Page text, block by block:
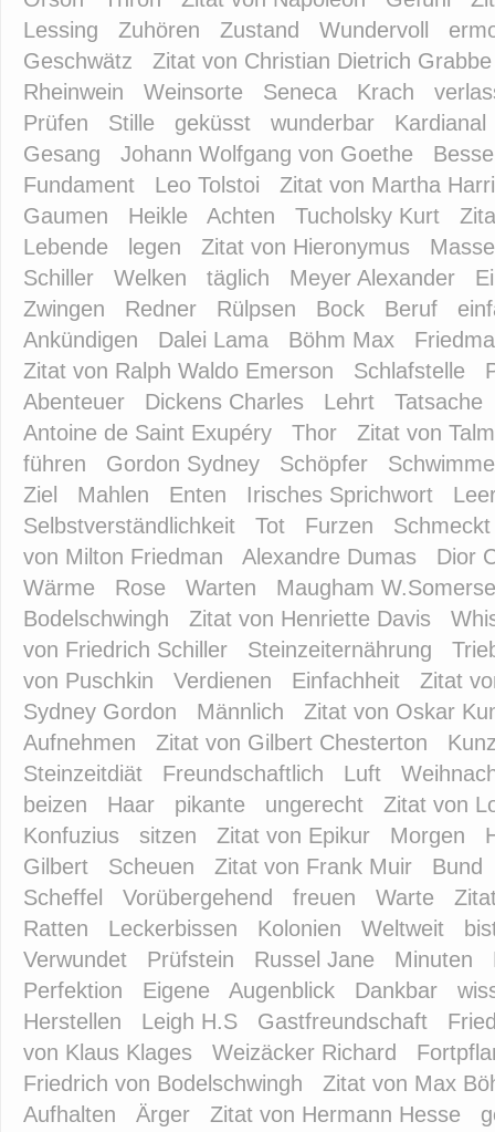
Lessing
Zuhören Zustand Wundervoll
Geschwätz
Zitat von Christian Dietrich Grabbe
Rheinwein
Weinsorte Seneca Krach
Prüfen
Stille geküsst wunderbar
Kardianal
Gesang
Johann Wolfgang von Goethe
Fundament
Leo Tolstoi
Zitat von Martha
Gaumen
Heikle Achten Tucholsky Kurt
Lebende
legen Zitat von Hieronymus
Masse
Schiller
Welken täglich Meyer Alexander
Zwingen
Redner Rülpsen Bock Beruf
Ankündigen
Dalei Lama Böhm Max
Zitat von Ralph Waldo Emerson
Schlafstelle
Abenteuer
Dickens Charles Lehrt
Tatsache
Antoine de Saint Exupéry
Thor
Zitat von
führen
Gordon Sydney Schöpfer
Ziel
Mahlen Enten Irisches Sprichwort
Selbstverständlichkeit
Tot Furzen
Schmeckt
von Milton Friedman
Alexandre Dumas
Dior
Wärme
Rose Warten
Maugham
Bodelschwingh
Zitat von Henriette Davis
von Friedrich Schiller
Steinzeiternährung
von Puschkin
Verdienen Einfachheit
Zitat
Sydney Gordon
Männlich
Zitat von Oskar
Aufnehmen
Zitat von Gilbert Chesterton
Steinzeitdiät
Freundschaftlich Luft
beizen
Haar pikante ungerecht
Zitat von
Konfuzius
sitzen Zitat von Epikur Morgen
Gilbert
Scheuen Zitat von Frank Muir
Bund
Scheffel
Vorübergehend freuen Warte
Ratten
Leckerbissen Kolonien Weltweit
Verwundet
Prüfstein Russel Jane Minuten
Perfektion
Eigene Augenblick Dankbar
Herstellen
Leigh H.S Gastfreundschaft
von Klaus Klages
Weizäcker Richard
Friedrich von Bodelschwingh
Zitat von Max
Aufhalten
Ärger Zitat von Hermann Hesse